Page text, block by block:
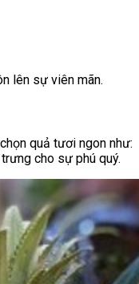
lên sự viên mãn.
quả tươi ngon như:
cho sự phú quý.